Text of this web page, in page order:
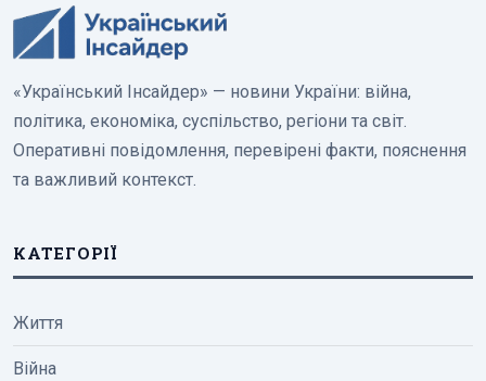
«Український Інсайдер» — новини України: війна,
політика, економіка, суспільство, регіони та світ.
Оперативні повідомлення, перевірені факти, пояснення
та важливий контекст.
КАТЕГОРІЇ
Життя
Війна